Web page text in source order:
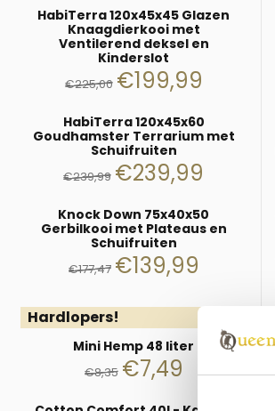
HabiTerra 120x45x45 Glazen
Knaagdierkooi met
Ventilerend deksel en
Kinderslot
€225,00 €199,99
HabiTerra 120x45x60
Goudhamster Terrarium met
Schuifruiten
€239,99 €239,99
Knock Down 75x40x50
Gerbilkooi met Plateaus en
Schuifruiten
€177,47 €139,99
Hardlopers!
Mini Hemp 48 liter
€8,35 €7,49